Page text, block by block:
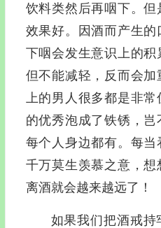
饮料类然后再咽下。
效果好。因酒而产生
下咽会发生意识上的
但不能减轻，反而会
上的男人很多都是非
的优秀泡成了铁锈，
每个人身边都有。每当
千万莫生羡慕之意，
离酒就会越来越远了！
如果我们把酒戒持